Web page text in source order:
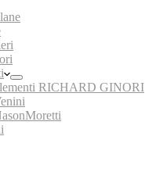
RICHARD GINORI